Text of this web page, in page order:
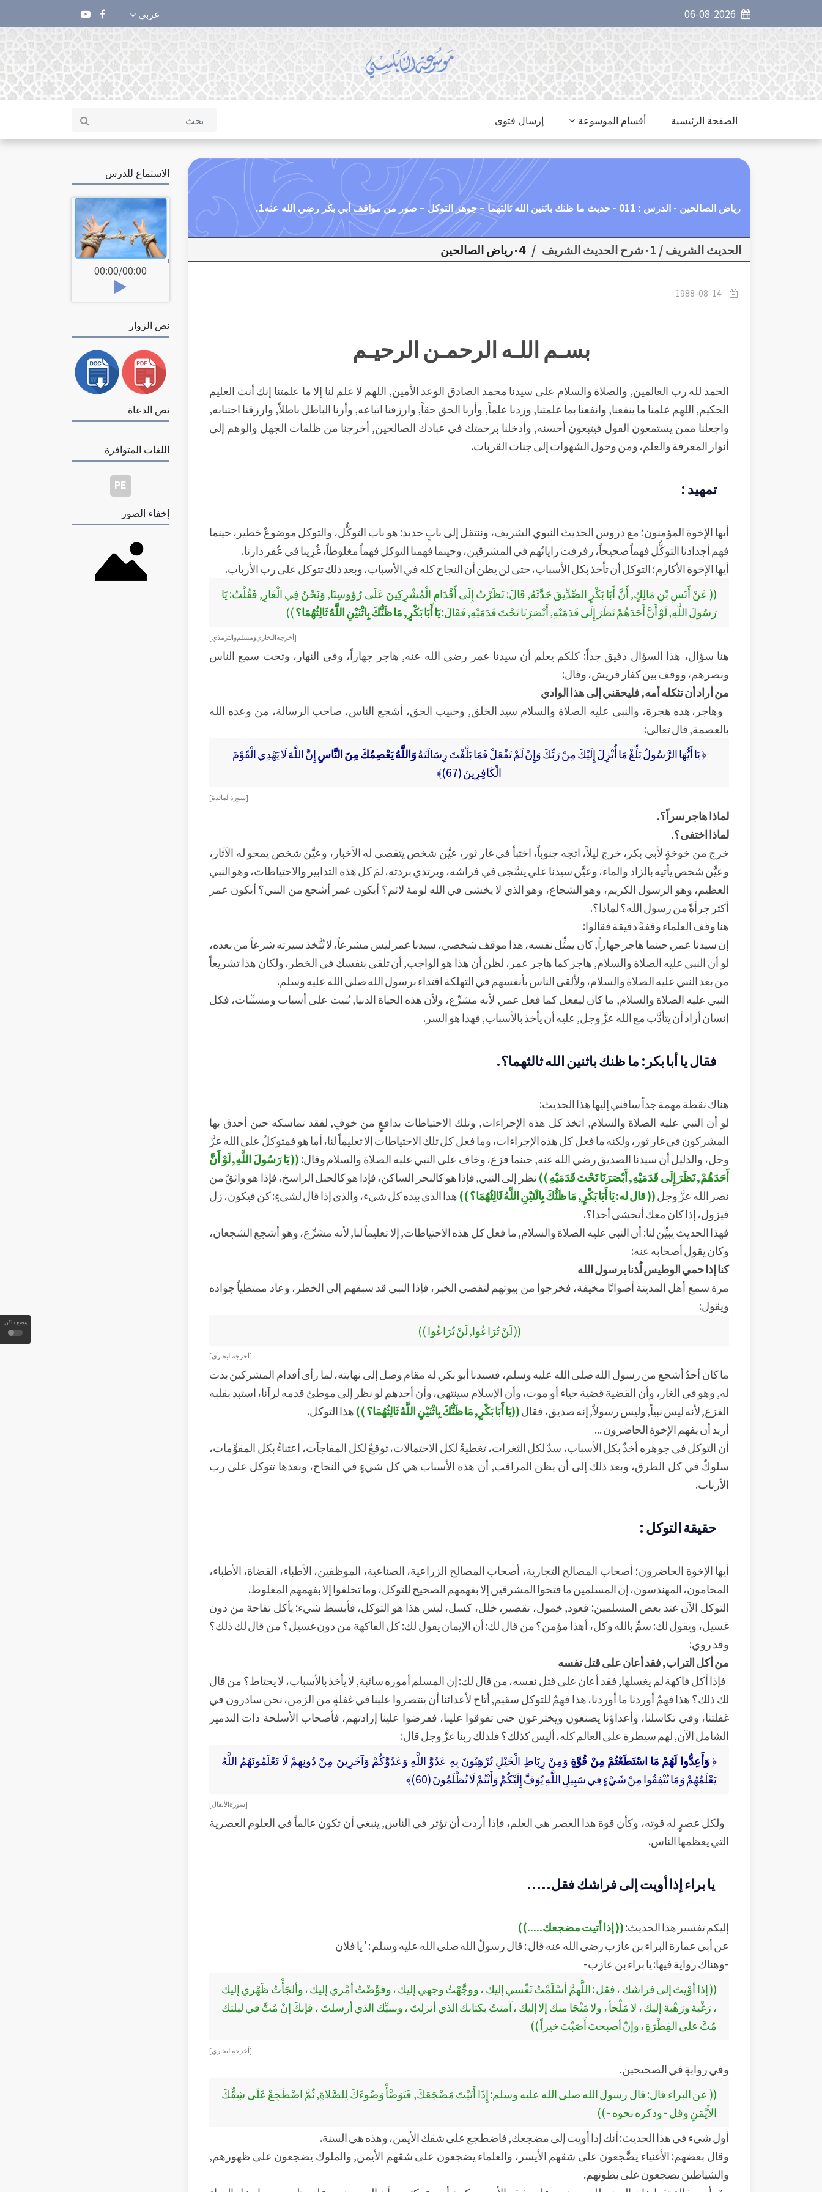
وضع داكن
عربي
الصفحة الرئيسية أقسام الموسوعة إرسال فتوى
رياض الصالحين - الدرس : 011 - حديث ما ظنك باثنين الله ثالثهما – جوهر التوكل – صور من مواقف أبي بكر رضي الله عنه1.
الحديث الشريف / ٠1شرح الحديث الشريف / ٠4رياض الصالحين
1988-08-14
بسـم اللـه الرحمـن الرحيـم
الحمد لله رب العالمين, والصلاة والسلام على سيدنا محمد الصادق الوعد الأمين, اللهم لا علم لنا إلا ما علمتنا إنك أنت العليم
الحكيم, اللهم علمنا ما ينفعنا, وانفعنا بما علمتنا, وزدنا علماً, وأرنا الحق حقاً, وارزقنا اتباعه, وأرنا الباطل باطلاً, وارزقنا اجتنابه,
واجعلنا ممن يستمعون القول فيتبعون أحسنه, وأدخلنا برحمتك في عبادك الصالحين, أخرجنا من ظلمات الجهل والوهم إلى
أنوار المعرفة والعلم، ومن وحول الشهوات إلى جنات القربات.
تمهيد :
أيها الإخوة المؤمنون؛ مع دروس الحديث النبوي الشريف، وننتقل إلى بابٍ جديد: هو باب التوكُّل، والتوكل موضوعٌ خطير، حينما
فهم أجدادنا التوكُّل فهماً صحيحاً، رفرفت راياتُهم في المشرقين، وحينما فهمنا التوكل فهماً مغلوطاً، غُزِينا في عُقر دارنا.
أيها الإخوة الأكارم؛ التوكل أن تأخذ بكل الأسباب، حتى لن يظن أن النجاح كله في الأسباب، وبعد ذلك تتوكل على رب الأرباب.
(( عَنْ أَنَسِ بْنِ مَالِكٍ, أَنَّ أَبَا بَكْرٍ الصِّدِّيقَ حَدَّثَهُ, قَالَ: نَظَرْتُ إِلَى أَقْدَامِ الْمُشْرِكِينَ عَلَى رُؤوسِنَا, وَنَحْنُ فِي الْغَارِ, فَقُلْتُ: يَا
رَسُولَ اللَّهِ, لَوْ أَنَّ أَحَدَهُمْ نَظَرَ إِلَى قَدَمَيْهِ, أَبْصَرَنَا تَحْتَ قَدَمَيْهِ, فَقَالَ:يَا أَبَا بَكْرٍ, مَا ظَنُّكَ بِاثْنَيْنِ اللَّهُ ثَالِثُهُمَا؟))
[ أخرجه البخاري ومسلم والترمذي ]
هنا سؤال، هذا السؤال دقيق جداً: كلكم يعلم أن سيدنا عمر رضي الله عنه, هاجر جهاراً، وفي النهار، وتحت سمع الناس
وبصرهم، ووقف بين كفار قريش، وقال:
من أراد أن تثكله أمه, فليحقني إلى هذا الوادي
وهاجر، هذه هجرة، والنبي عليه الصلاة والسلام سيد الخلق, وحبيب الحق، أشجع الناس، صاحب الرسالة، من وعده الله
بالعصمة, قال تعالى:
﴿ يَا أَيُّهَا الرَّسُولُ بَلِّغْ مَا أُنْزِلَ إِلَيْكَ مِنْ رَبِّكَ وَإِنْ لَمْ تَفْعَلْ فَمَا بَلَّغْتَ رِسَالَتَهُوَاللَّهُ يَعْصِمُكَ مِنَ النَّاسِإِنَّ اللَّهَ لَا يَهْدِي الْقَوْمَ
الْكَافِرِينَ (67)﴾
[ سورة المائدة ]
لماذا هاجر سراً؟.
لماذا اختفى؟.
خرج من خوخةٍ لأبي بكر، خرج ليلاً، اتجه جنوباً، اختبأ في غار ثور، عيَّن شخص يتقصى له الأخبار، وعيَّن شخص يمحو له الآثار،
وعيَّن شخص يأتيه بالزاد والماء، وعيَّن سيدنا علي يسَّجى في فراشه، ويرتدي بردته، لمَ كل هذه التدابير والاحتياطات، وهو النبي
العظيم، وهو الرسول الكريم، وهو الشجاع، وهو الذي لا يخشى في الله لومة لائم؟ أيكون عمر أشجع من النبي؟ أيكون عمر
أكثر جرأةً من رسول الله؟ لماذا؟.
هنا وقف العلماء وقفةً دقيقة فقالوا:
إن سيدنا عمر, حينما هاجر جهاراً, كان يمثِّل نفسه، هذا موقف شخصي، سيدنا عمر ليس مشرعاً، لا تُتَّخذ سيرته شرعاً من بعده،
لو أن النبي عليه الصلاة والسلام, هاجر كما هاجر عمر، لظن أن هذا هو الواجب, أن تلقي بنفسك في الخطر، ولكان هذا تشريعاً
من بعد النبي عليه الصلاة والسلام، ولألقى الناس بأنفسهم في التهلكة اقتداء برسول الله صلى الله عليه وسلم.
النبي عليه الصلاة والسلام, ما كان ليفعل كما فعل عمر, لأنه مشرِّع، ولأن هذه الحياة الدنيا, بُنيت على أسباب ومسبِّبات، فكل
إنسان أراد أن يتأدَّب مع الله عزَّ وجل, عليه أن يأخذ بالأسباب, فهذا هو السر.
فقال يا أبا بكر: ما ظنك باثنين الله ثالثهما؟.
هناك نقطة مهمة جداً ساقني إليها هذا الحديث:
لو أن النبي عليه الصلاة والسلام, اتخذ كل هذه الإجراءات, وتلك الاحتياطات بدافعٍ من خوفٍ, لفقد تماسكه حين أحدق بها
المشركون في غار ثور، ولكنه ما فعل كل هذه الإجراءات، وما فعل كل تلك الاحتياطات إلا تعليماً لنا، أما هو فمتوكلٌ على الله عزَّ
وجل، والدليل أن سيدنا الصديق رضي الله عنه, حينما فزع، وخاف على النبي عليه الصلاة والسلام وقال:(( يَا رَسُولَ اللَّهِ, لَوْ أَنَّ
أَحَدَهُمْ, نَظَرَ إِلَى قَدَمَيْهِ, أَبْصَرَنَا تَحْتَ قَدَمَيْهِ ))نظر إلى النبي, فإذا هو كالبحر الساكن، فإذا هو كالجبل الراسخ، فإذا هو واثقٌ من
نصر الله عزَّ وجل(( قال له: يَا أَبَا بَكْرٍ, مَا ظَنُّكَ بِاثْنَيْنِ اللَّهُ ثَالِثُهُمَا؟ ))هذا الذي بيده كل شيء، والذي إذا قال لشيءٍ: كن فيكون، زل
فيزول، إذا كان معك أتخشى أحدا؟.
فهذا الحديث يبيِّن لنا: أن النبي عليه الصلاة والسلام, ما فعل كل هذه الاحتياطات, إلا تعليماً لنا, لأنه مشرِّع، وهو أشجع الشجعان،
وكان يقول أصحابه عنه:
كنا إذا حمي الوطيس لُذنا برسول الله
مرة سمع أهل المدينة أصواتًا مخيفة، فخرجوا من بيوتهم لتقصي الخبر، فإذا النبي قد سبقهم إلى الخطر، وعاد ممتطياً جواده
ويقول:
(( لَنْ تُرَاعُوا, لَنْ تُرَاعُوا ))
[ أخرجه البخاري ]
ما كان أحدٌ أشجع من رسول الله صلى الله عليه وسلم، فسيدنا أبو بكر, له مقام وصل إلى نهايته، لما رأى أقدام المشركين بدت
له, وهو في الغار، وأن القضية قضية حياء أو موت، وأن الإسلام سينتهي، وأن أحدهم لو نظر إلى موطئ قدمه لرآنا، استبد بقلبه
الفزع, لأنه ليس نبياً, وليس رسولاً, إنه صديق، فقال((يَا أَبَا بَكْرٍ, مَا ظَنُّكَ بِاثْنَيْنِ اللَّهُ ثَالِثُهُمَا؟ ))هذا التوكل.
أريد أن يفهم الإخوة الحاضرون ...
أن التوكل في جوهره أخذٌ بكل الأسباب، سدٌ لكل الثغرات، تغطيةٌ لكل الاحتمالات، توقعٌ لكل المفاجآت، اعتناءٌ بكل المقوِّمات،
سلوكٌ في كل الطرق، وبعد ذلك إلى أن يظن المراقب, أن هذه الأسباب هي كل شيءٍ في النجاح، وبعدها تتوكل على رب
الأرباب.
حقيقة التوكل :
أيها الإخوة الحاضرون؛ أصحاب المصالح التجارية، أصحاب المصالح الزراعية، الصناعية، الموظفين، الأطباء، القضاة، الأطباء،
المحامون، المهندسون، إن المسلمين ما فتحوا المشرقين إلا بفهمهم الصحيح للتوكل، وما تخلفوا إلا بفهمهم المغلوط.
التوكل الآن عند بعض المسلمين: قعود, خمول، تقصير، خلل، كسل، ليس هذا هو التوكل، فأبسط شيء: يأكل تفاحة من دون
غسيل، ويقول لك: سمِّ بالله وكل، أهذا مؤمن؟ من قال لك: أن الإيمان يقول لك: كل الفاكهة من دون غسيل؟ من قال لك ذلك؟
وقد روي:
من أكل التراب, فقد أعان على قتل نفسه
فإذا أكل فاكهة لم يغسلها, فقد أعان على قتل نفسه، من قال لك: إن المسلم أموره سائبة, لا يأخذ بالأسباب، لا يحتاط؟ من قال
لك ذلك؟ هذا فهمٌ أوردنا ما أوردنا، هذا فهمٌ للتوكل سقيم, أتاح لأعدائنا أن ينتصروا علينا في غفلةٍ من الزمن، نحن سادرون في
غفلتنا، وفي تكاسلنا، وأعداؤنا يصنعون ويخترعون حتى تفوقوا علينا، ففرضوا علينا إرادتهم، فأصحاب الأسلحة ذات التدمير
الشامل الآن, لهم سيطرة على العالم كله، أليس كذلك؟ فلذلك ربنا عزَّ وجل قال:
﴿وَأَعِدُّوا لَهُمْ مَا اسْتَطَعْتُمْ مِنْ قُوَّةٍ وَمِنْ رِبَاطِ الْخَيْلِ تُرْهِبُونَ بِهِ عَدُوَّ اللَّهِ وَعَدُوَّكُمْ وَآخَرِينَ مِنْ دُونِهِمْ لَا تَعْلَمُونَهُمُ اللَّهُ
يَعْلَمُهُمْ وَمَا تُنْفِقُوا مِنْ شَيْءٍ فِي سَبِيلِ اللَّهِ يُوَفَّ إِلَيْكُمْ وَأَنْتُمْ لَا تُظْلَمُونَ (60)﴾
[ سورة الأنفال ]
ولكل عصرٍ له قوته، وكأن قوة هذا العصر هي العلم، فإذا أردت أن تؤثر في الناس, ينبغي أن تكون عالماً في العلوم العصرية
التي يعظمها الناس.
يا براء إذا أويت إلى فراشك فقل.....
إليكم تفسير هذا الحديث:(( إذا أتيت مضجعك.....))
عن أبي عمارة البراء بن عازب رضي الله عنه قال : قال رسولُ الله صلى الله عليه وسلم : ' يا فلان
-وهناك رواية فيها: يا براء بن عازب-
(( إذا أوْيتَ إلى فراشك ، فقل : اللَّهمَّ أسْلَمْتُ نَفْسي إليك ، ووجَّهْتُ وجهي إليك ، وفوَّضْتُ أمْري إليك ، وألجَأْتُ ظَهْري إليك
، رَغْبة ورَهْبة إليك ، لا مَلْجأ ، ولا مَنْجَا منك إلا إليك ، آمنتُ بكتابك الذي أنزلتَ ، وبنبيِّك الذي أرسلتَ ، فإنكَ إنْ مُتَّ في ليلتك
مُتَّ على الفِطْرَةِ ، وإنْ أصبحتَ أَصَبْتَ خيراً ))
[ أخرجه البخاري ]
وفي روايةٍ في الصحيحين.
(( عن البراء قال: قال رسول الله صلى الله عليه وسلم: إِذَا أَتَيْتَ مَضْجَعَكَ, فَتَوَضَّأْ وَضُوءَكَ لِلصَّلاةِ, ثُمَّ اضْطَجِعْ عَلَى شِقِّكَ
الأَيْمَنِ وقل - وذكره نحوه - ))
أول شيء في هذا الحديث: أنك إذا أويت إلى مضجعك, فاضطجع على شقك الأيمن، وهذه هي السنة.
وقال بعضهم: الأغنياء يضَّجعون على شقهم الأيسر، والعلماء يضجعون على شقهم الأيمن, والملوك يضجعون على ظهورهم,
والشياطين يضجعون على بطونهم.
الاستماع للدرس
00:00/00:00
نص الزوار
نص الدعاة
اللغات المتوافرة
PE
إخفاء الصور